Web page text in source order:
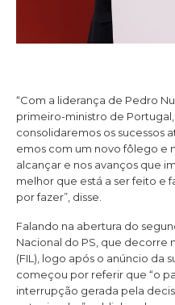
“Com a liderança de Pedro
primeiro-ministro de Portugal,
consolidaremos os sucessos
emos com um novo fôlego e
alcançar e nos avanços que
melhor que está a ser feito e
por fazer”, disse.
Falando na abertura do
Nacional do PS, que decorre
(FIL), logo após o anúncio da
começou por referir que “o
interrupção gerada pela